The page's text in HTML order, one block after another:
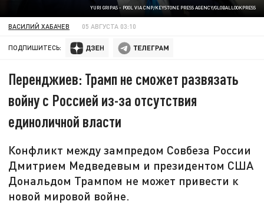
YURI GRIPAS - POOL VIA CNP/KEYSTONE PRESS AGENCY/GLOBALLOOKPRESS
ВАСИЛИЙ ХАБАЧЕВ 05 АВГУСТА 03:10
ПОДПИШИТЕСЬ:
Перенджиев: Трамп не сможет развязать
войну с Россией из-за отсутствия
единоличной власти
Конфликт между зампредом Совбеза России
Дмитрием Медведевым и президентом США
Дональдом Трампом не может привести к
новой мировой войне.